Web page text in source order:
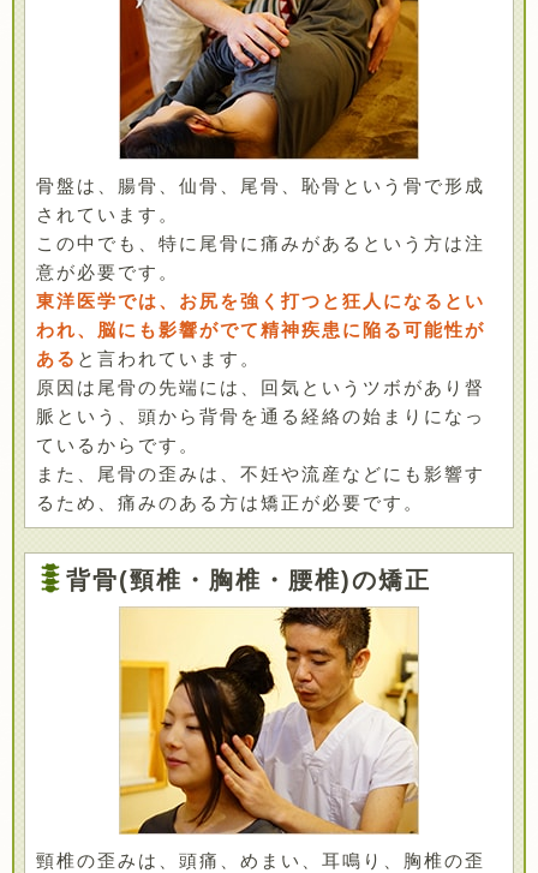
骨盤は、腸骨、仙骨、尾骨、恥骨という骨で形成
されています。
この中でも、特に尾骨に痛みがあるという方は注
意が必要です。
東洋医学では、お尻を強く打つと狂人になるとい
われ、脳にも影響がでて精神疾患に陥る可能性が
ある と言われています。
原因は尾骨の先端には、回気というツボがあり督
脈という、頭から背骨を通る経絡の始まりになっ
ているからです。
また、尾骨の歪みは、不妊や流産などにも影響す
るため、痛みのある方は矯正が必要です。
背骨(頸椎・胸椎・腰椎)の矯正
頸椎の歪みは、頭痛、めまい、耳鳴り、胸椎の歪